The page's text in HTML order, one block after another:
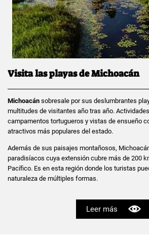
Visita las playas de Michoacán
Michoacán sobresale por sus deslumbrantes
multitudes de visitantes año tras año.
campamentos tortugueros y vistas de ensueño
atractivos más populares del estado.
Además de sus paisajes montañosos,
paradisíacos cuya extensión cubre más de 200
Pacífico. Es en esta región donde los turistas
naturaleza de múltiples formas.
Leer más